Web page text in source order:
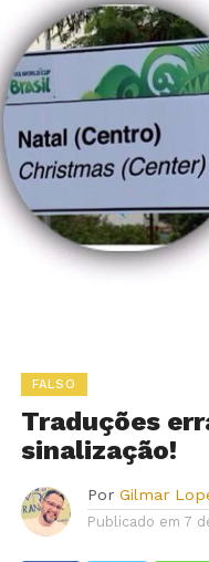
FALSO
Traduções
sinalização!
Por Gilmar
Publicado em 7